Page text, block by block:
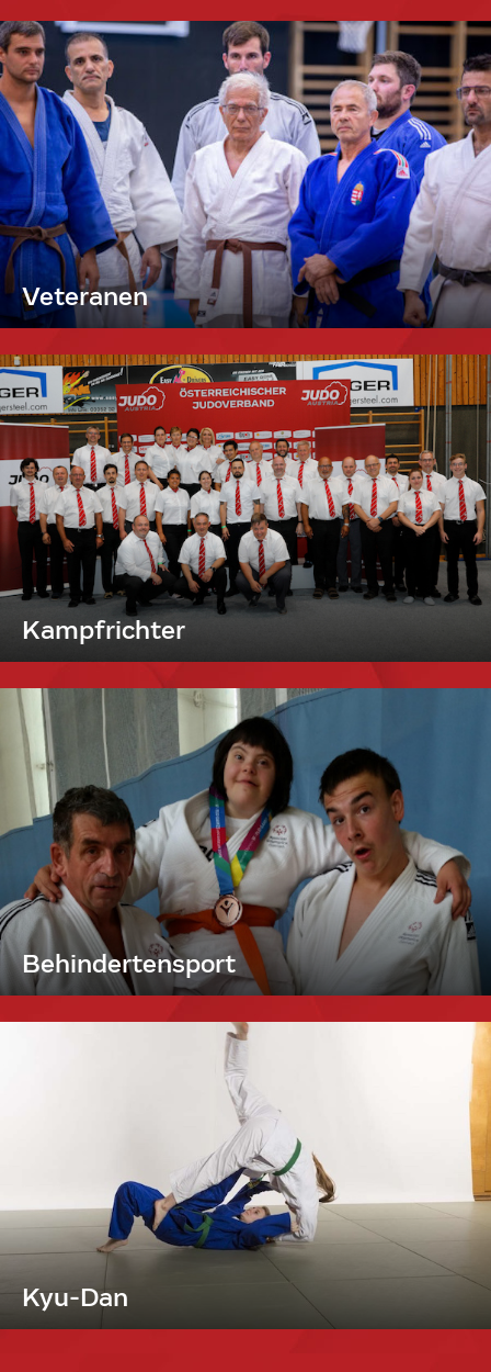
Veteranen
Kampfrichter
Behindertensport
Kyu-Dan